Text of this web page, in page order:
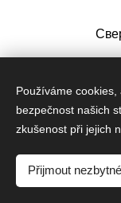
Антибликовое /
Používáme
bezpečnost našich
zkušenost při jejich
Přijmout nezbytné